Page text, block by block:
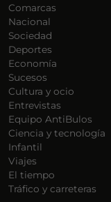
Comarcas
Nacional
Sociedad
Deportes
Economía
Sucesos
Cultura y ocio
Entrevistas
Equipo AntiBulos
Ciencia y tecnología
Infantil
Viajes
El tiempo
Tráfico y carreteras